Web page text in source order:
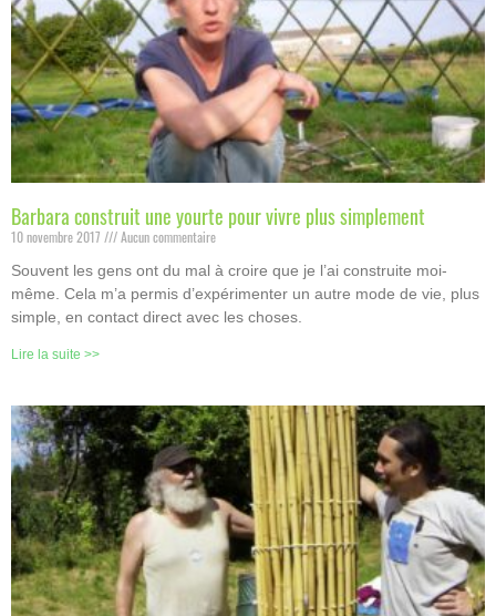
Barbara construit une yourte pour vivre plus simplement
10 novembre 2017 Aucun commentaire
Souvent les gens ont du mal à croire que je l’ai construite moi-
même. Cela m’a permis d’expérimenter un autre mode de vie, plus
simple, en contact direct avec les choses.
Lire la suite >>